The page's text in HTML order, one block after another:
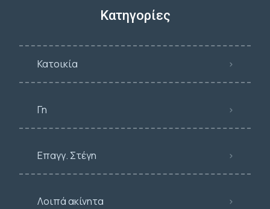
Κατηγορίες
Κατοικία
Γη
Επαγγ. Στέγη
Λοιπά ακίνητα